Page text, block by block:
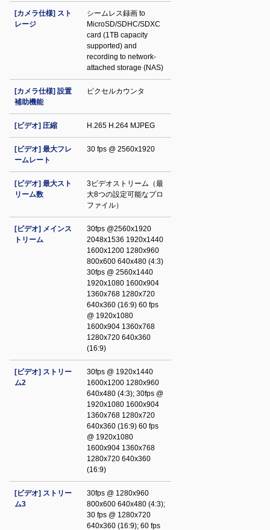
[カメラ仕様] スト
レージ
シームレス録画 to
MicroSD/SDHC/SDXC
card (1TB capacity
supported) and
recording to network-
attached storage (NAS)
[カメラ仕様] 設置
補助機能
ピクセルカウンタ
[ビデオ] 圧縮 H.265 H.264 MJPEG
[ビデオ] 最大フレ
ームレート
30 fps @ 2560x1920
[ビデオ] 最大スト
リーム数
3ビデオストリーム（最
大8つの設定可能なプロ
ファイル）
[ビデオ] メインス
トリーム
30fps @2560x1920
2048x1536 1920x1440
1600x1200 1280x960
800x600 640x480 (4:3)
30fps @ 2560x1440
1920x1080 1600x904
1360x768 1280x720
640x360 (16:9) 60 fps
@ 1920x1080
1600x904 1360x768
1280x720 640x360
(16:9)
[ビデオ] ストリー
ム2
30fps @ 1920x1440
1600x1200 1280x960
640x480 (4:3); 30fps @
1920x1080 1600x904
1360x768 1280x720
640x360 (16:9) 60 fps
@ 1920x1080
1600x904 1360x768
1280x720 640x360
(16:9)
[ビデオ] ストリー
ム3
30fps @ 1280x960
800x600 640x480 (4:3);
30 fps @ 1280x720
640x360 (16:9); 60 fps